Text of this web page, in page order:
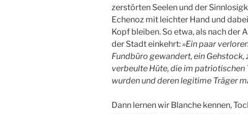
zerstörten Seelen und der
Echenoz mit leichter Hand und
Kopf bleiben. So etwa, als nach der
der Stadt einkehrt:»Ein paar
Fundbüro gewandert, ein
verbeulte Hüte, die im
wurden und deren legitime Träger
Dann lernen wir Blanche kennen,